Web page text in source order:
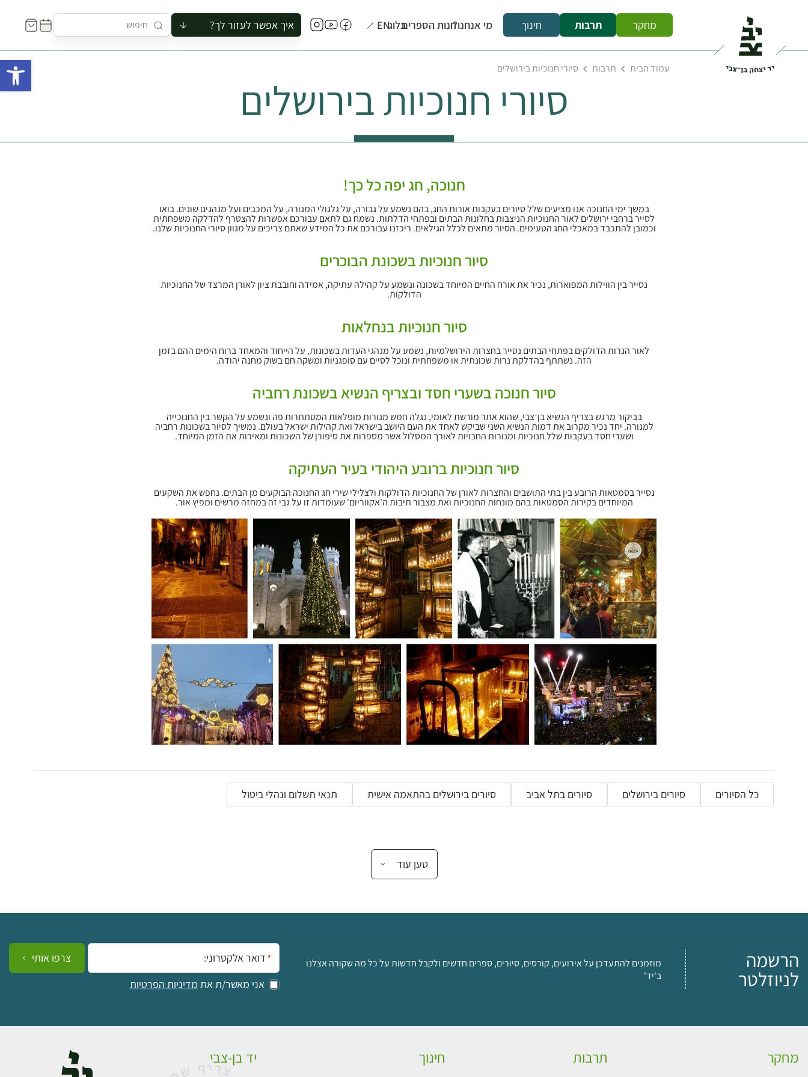
מחקר תרבות חינוך מי אנחנו?חנות הספריםבלוגEN איך אפשר לעזור לך?
להזמין סיור לקבוצה
להירשם לקורס
לקנות ספר
לתאם ביקור בצריף
עמוד הבית תרבות סיורי חנוכיות בירושלים
סיורי חנוכיות בירושלים
חנוכה, חג יפה כל כך!
במשך ימי החנוכה אנו מציעים שלל סיורים בעקבות אורות החג, בהם נשמע על גבורה, על גלגולי המנורה, על המכבים ועל מנהגים שונים. בואו
לסייר ברחבי ירושלים לאור החנוכיות הניצבות בחלונות הבתים ובפתחי הדלתות. נשמח גם לתאם עבורכם אפשרות להצטרף להדלקה משפחתית
וכמובן להתכבד במאכלי החג הטעימים. הסיור מתאים לכלל הגילאים. ריכזנו עבורכם את כל המידע שאתם צריכים על מגוון סיורי החנוכיות שלנו.
סיור חנוכיות בשכונת הבוכרים
נסייר בין הווילות המפוארות, נכיר את אורח החיים המיוחד בשכונה ונשמע על קהילה עתיקה, אמידה וחובבת ציון לאורן המרצד של החנוכיות
הדולקות.
סיור חנוכיות בנחלאות
לאור הנרות הדולקים בפתחי הבתים נסייר בחצרות הירושלמיות, נשמע על מנהגי העדות בשכונות, על הייחוד והמאחד ברוח הימים ההם בזמן
הזה. נשתתף בהדלקת נרות שכונתית או משפחתית ונוכל לסיים עם סופגניות ומשקה חם בשוק מחנה יהודה.
סיור חנוכה בשערי חסד ובצריף הנשיא בשכונת רחביה
בביקור מרגש בצריף הנשיא בן־צבי, שהוא אתר מורשת לאומי, נגלה חמש מנורות מופלאות המסתתרות פה ונשמע על הקשר בין החנוכייה
למנורה. יחד נכיר מקרוב את דמות הנשיא השני שביקש לאחד את העם היושב בישראל ואת קהילות ישראל בעולם. נמשיך לסיור בשכונות רחביה
ושערי חסד בעקבות שלל חנוכיות ומנורות החבויות לאורך המסלול אשר מספרות את סיפורן של השכונות ומאירות את הזמן המיוחד.
סיור חנוכיות ברובע היהודי בעיר העתיקה
נסייר בסמטאות הרובע בין בתי התושבים והחצרות לאורן של החנוכיות הדולקות ולצלילי שירי חג החנוכה הבוקעים מן הבתים. נחפש את השקעים
המיוחדים בקירות הסמטאות בהם מונחות החנוכיות ואת מצבור תיבות ה'אקווריום' שעומדות זו על גבי זה במחזה מרשים ומפיץ אור.
כל הסיורים סיורים בירושלים סיורים בתל אביב סיורים בירושלים בהתאמה אישית תנאי תשלום ונהלי ביטול
טען עוד
הרשמה
לניוזלטר
מוזמנים להתעדכן על אירועים, קורסים, סיורים, ספרים חדשים ולקבל חדשות על כל מה שקורה אצלנו
ב'יד'
אימייל:
אני מאשר/ת את מדיניות הפרטיות
צרפו אותי
מחקר תרבות חינוך יד בן-צבי